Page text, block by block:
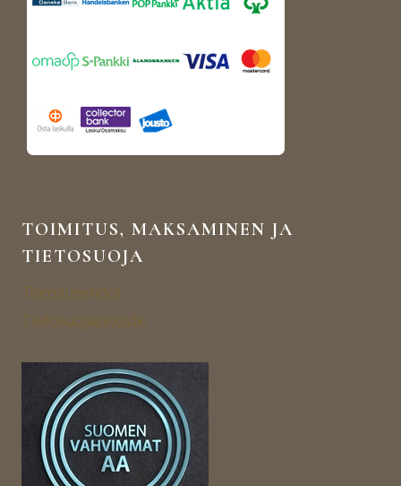
TOIMITUS, MAKSAMINEN JA
TIETOSUOJA
Toimitusehdot
Tietosuojaseloste